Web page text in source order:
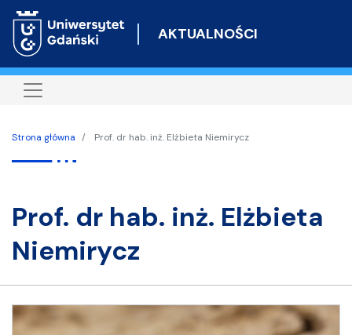
do
AKTUALNOŚCI
Strona główna Prof. dr hab. inż. Elżbieta Niemirycz
prof. dr hab. inż. Elżbieta
Niemirycz